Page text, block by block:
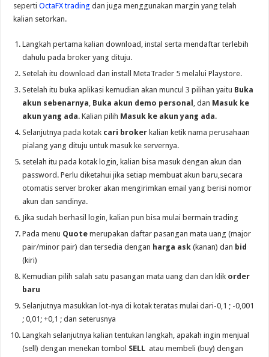
sepertiOctaFX trading dan juga menggunakan margin yang telah
kalian setorkan.
Langkah pertama kalian download, instal serta mendaftar terlebih
dahulu pada broker yang dituju.
Setelah itu download dan install MetaTrader 5 melalui Playstore.
Setelah itu buka aplikasi kemudian akan muncul 3 pilihan yaitu Buka
akun sebenarnya Buka akun demo personal , dan Masuk ke
akun yang ada. Kalian pilih Masuk ke akun yang ada.
Selanjutnya pada kotak cari brokerkalian ketik nama perusahaan
pialang yang dituju untuk masuk ke servernya.
setelah itu pada kotak login, kalian bisa masuk dengan akun dan
password. Perlu diketahui jika setiap membuat akun baru,secara
otomatis server broker akan mengirimkan email yang berisi nomor
akun dan sandinya.
Jika sudah berhasil login, kalian pun bisa mulai bermain trading
Pada menu Quote merupakan daftar pasangan mata uang (major
pair/minor pair) dan tersedia dengan harga ask (kanan) dan bid
(kiri)
Kemudian pilih salah satu pasangan mata uang dan dan klik order
baru
Selanjutnya masukkan lot-nya di kotak teratas mulai dari-0,1 ; -0,001
; 0,01; +0,1 ; dan seterusnya
Langkah selanjutnya kalian tentukan langkah, apakah ingin menjual
(sell) dengan menekan tombol SELL atau membeli (buy) dengan